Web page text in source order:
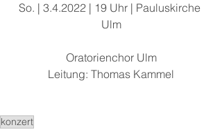
So. | 3.4.2022 | 19 Uhr | Pauluskirche
Ulm
Oratorienchor Ulm
Leitung: Thomas Kammel
konzert